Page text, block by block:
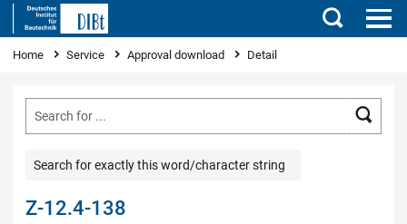
Search
You are here
Home Service Approval download Detail
Search for exactly this word/character string
Z-12.4-138